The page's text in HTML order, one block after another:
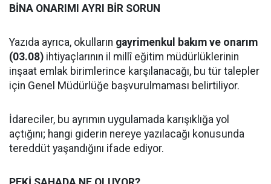
BİNA ONARIMI AYRI BİR SORUN
Yazıda ayrıca, okulların gayrimenkul bakım ve onarım
(03.08) ihtiyaçlarının il millî eğitim müdürlüklerinin
inşaat emlak birimlerince karşılanacağı, bu tür talepler
için Genel Müdürlüğe başvurulmaması belirtiliyor.
İdareciler, bu ayrımın uygulamada karışıklığa yol
açtığını; hangi giderin nereye yazılacağı konusunda
tereddüt yaşandığını ifade ediyor.